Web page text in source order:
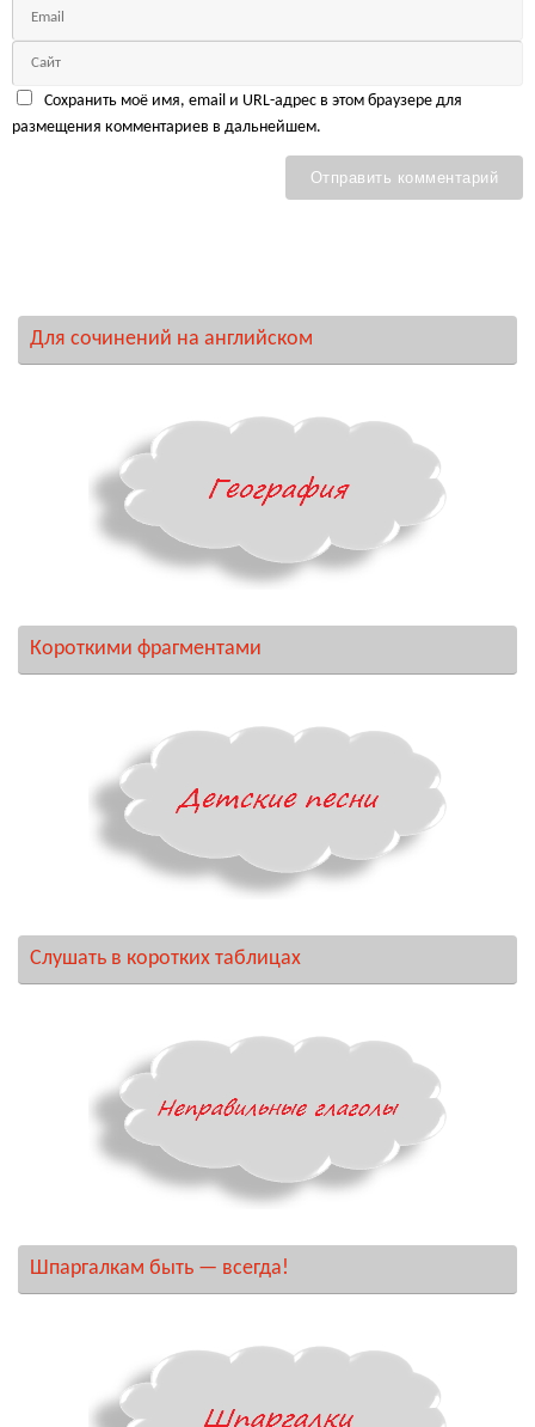
Сохранить моё имя, email и URL-адрес в этом браузере для
размещения комментариев в дальнейшем.
Для сочинений на английском
Короткими фрагментами
Слушать в коротких таблицах
Шпаргалкам быть — всегда!